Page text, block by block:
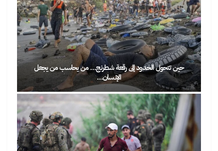
حين تتحول الحدود إلى رقعة شطرنج… من يحاسب من يجعل
الإنسان…